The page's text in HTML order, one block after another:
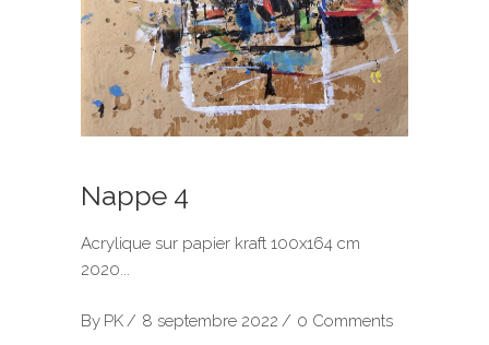
Nappe 4
Acrylique sur papier kraft 100x164 cm
2020
By PK 8 septembre 2022 0 Comments